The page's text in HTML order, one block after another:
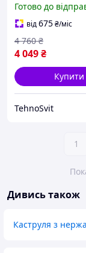
трьома
Планетарний
чашею 5,5 л з
нержавіючої сталі
Готово до
від675₴/міс
4 049₴
4 760 ₴
Купити
TehnoSvit
1
Дивись також
Каструля з